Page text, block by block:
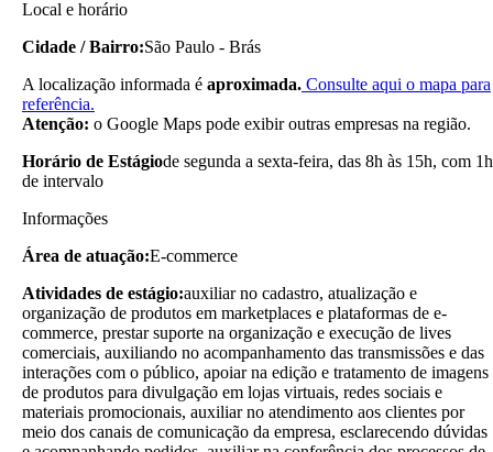
Local e horário
Cidade / Bairro:São Paulo - Brás
A localização informada é aproximada. Consulte aqui o mapa para
referência.
Atenção: o Google Maps pode exibir outras empresas na região.
Horário de Estágiode segunda a sexta-feira, das 8h às 15h, com 1h
de intervalo
Informações
Área de atuação:E-commerce
Atividades de estágio:auxiliar no cadastro, atualização e
organização de produtos em marketplaces e plataformas de e-
commerce, prestar suporte na organização e execução de lives
comerciais, auxiliando no acompanhamento das transmissões e das
interações com o público, apoiar na edição e tratamento de imagens
de produtos para divulgação em lojas virtuais, redes sociais e
materiais promocionais, auxiliar no atendimento aos clientes por
meio dos canais de comunicação da empresa, esclarecendo dúvidas